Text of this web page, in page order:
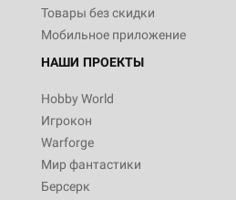
Товары без скидки
Мобильное приложение
НАШИ ПРОЕКТЫ
Hobby World
Игрокон
Warforge
Мир фантастики
Берсерк